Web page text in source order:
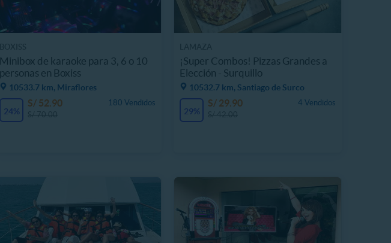
Minibox de karaoke para 3, 6 o 10
personas en Boxiss
10533.7 km, Miraflores
24%
180 Vendidos
S/ 52.90
¡Super Combos! Pizzas Grandes a
Elección - Surquillo
10532.7 km, Santiago de Surco
29%
4 Vendidos
S/ 29.90